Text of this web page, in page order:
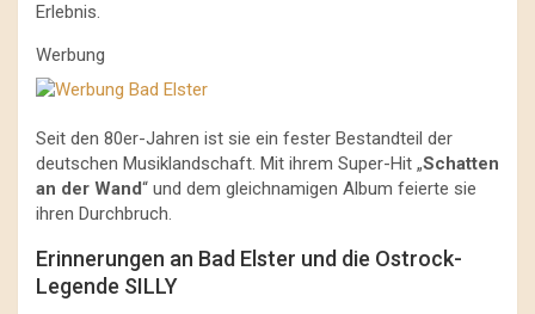
Erlebnis.
Werbung
Seit den 80er-Jahren ist sie ein fester Bestandteil der
deutschen Musiklandschaft. Mit ihrem Super-Hit „Schatten
an der Wand“ und dem gleichnamigen Album feierte sie
ihren Durchbruch.
Erinnerungen an Bad Elster und die Ostrock-
Legende SILLY